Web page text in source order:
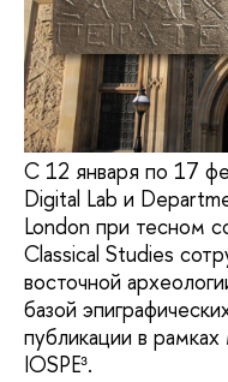
С 12 января по 17
Digital Lab и
London при тесном
Classical Studies
восточной
базой
публикации в
IOSPE³.